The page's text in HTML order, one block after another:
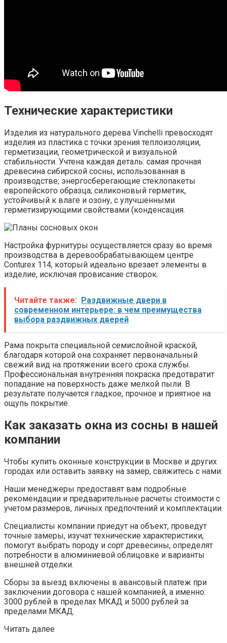
Технические характеристики
Изделия из натурального дерева Vinchelli превосходят
изделия из пластика с точки зрения теплоизоляции,
герметизации, геометрической и визуальной
стабильности. Учтена каждая деталь: самая прочная
древесина сибирской сосны, использованная в
производстве; энергосберегающие стеклопакеты
европейского образца; силиконовый герметик,
устойчивый к влаге и озону, с улучшенными
герметизирующими свойствами (конденсация.
Настройка фурнитуры осуществляется сразу во время
производства в деревообрабатывающем центре
Conturex 114, который идеально врезает элементы в
изделие, исключая провисание створок.
Читайте также: Раздвижные двери в
современном интерьере: в чем преимущества
выбора раздвижных дверей
Рама покрыта специальной семислойной краской,
благодаря которой она сохраняет первоначальный
свежий вид на протяжении всего срока службы.
Профессиональная внутренняя покраска предотвратит
попадание на поверхность даже мелкой пыли. В
результате получается гладкое, прочное и приятное на
ощупь покрытие.
Как заказать окна из сосны в нашей
компании
Чтобы купить оконные конструкции в Москве и других
городах или оставить заявку на замер, свяжитесь с нами:
Наши менеджеры предоставят вам подробные
рекомендации и предварительные расчеты стоимости с
учетом размеров, личных предпочтений и комплектации.
Специалисты компании приедут на объект, проведут
точные замеры, изучат технические характеристики,
помогут выбрать породу и сорт древесины, определят
потребности в алюминиевой облицовке и варианты
внешней отделки.
Сборы за выезд включены в авансовый платеж при
заключении договора с нашей компанией, а именно:
3000 рублей в пределах МКАД и 5000 рублей за
пределами МКАД.
Читать далее